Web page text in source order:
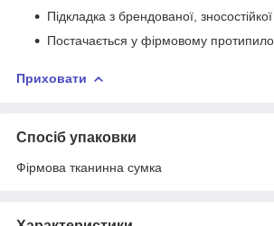
Підкладка з брендованої,
Постачається у фірмовому
Приховати
Спосіб упаковки
Фірмова тканинна сумка